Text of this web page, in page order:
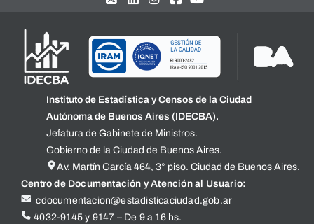
Instituto de Estadística y Censos de la Ciudad
Autónoma de Buenos Aires (IDECBA).
Jefatura de Gabinete de Ministros.
Gobierno de la Ciudad de Buenos Aires.
Av. Martín García 464, 3° piso. Ciudad de Buenos Aires.
Centro de Documentación y Atención al Usuario:
cdocumentacion@estadisticaciudad.gob.ar
4032-9145 y 9147 – De 9 a 16 hs.